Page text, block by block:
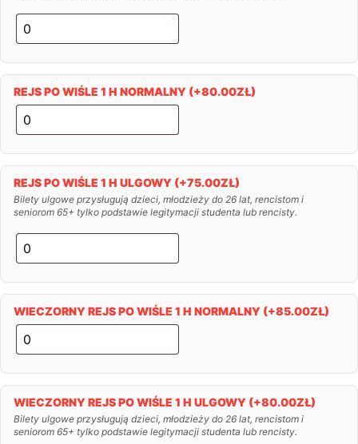
REJS PO WIŚLE 1 H NORMALNY (+80.00ZŁ)
REJS PO WIŚLE 1 H ULGOWY (+75.00ZŁ)
Bilety ulgowe przysługują dzieci, młodzieży do 26 lat, rencistom i
seniorom 65+ tylko podstawie legitymacji studenta lub rencisty.
WIECZORNY REJS PO WIŚLE 1 H NORMALNY (+85.00ZŁ)
WIECZORNY REJS PO WIŚLE 1 H ULGOWY (+80.00ZŁ)
Bilety ulgowe przysługują dzieci, młodzieży do 26 lat, rencistom i
seniorom 65+ tylko podstawie legitymacji studenta lub rencisty.